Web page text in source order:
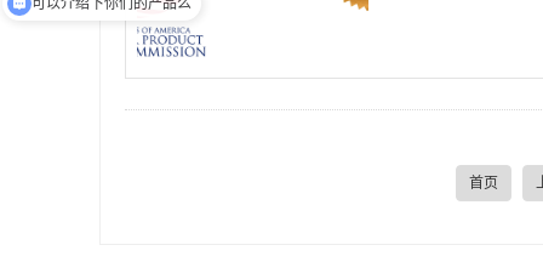
首页
可以介绍下你们的产品么